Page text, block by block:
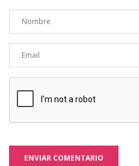
ENVIAR COMENTARIO